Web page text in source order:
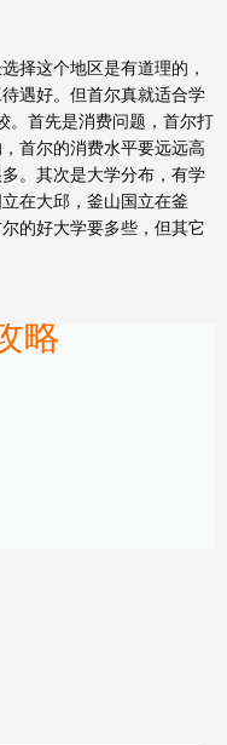
这个地区是有道理的，
遇好。但首尔真就适合学
。首先是消费问题，首尔打
首尔的消费水平要远远高
。其次是大学分布，有学
在大邱，釜山国立在釜
的好大学要多些，但其它
略